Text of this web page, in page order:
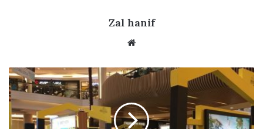
Zal hanif
Krisis
Korona:
Mendesak
Diperlukan
Restrukturisasi